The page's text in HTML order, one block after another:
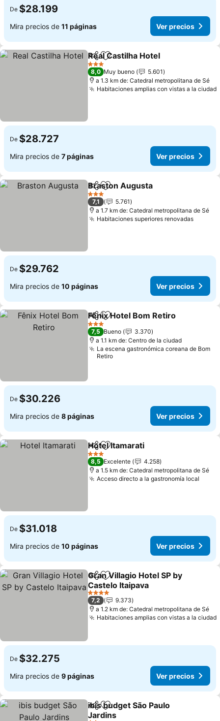
De $28.199
Mira precios de 11 páginas Ver precios
CompartirAgregar a favoritos
Real Castilha Hotel
3 Estrellas
8,0 Muy bueno
5.601
a 1.3 km de: Catedral metropolitana de Sé
Habitaciones amplias con vistas a la ciudad
De $28.727
Mira precios de 7 páginas Ver precios
CompartirAgregar a favoritos
Braston Augusta
3 Estrellas
7,1
5.761
a 1.7 km de: Catedral metropolitana de Sé
Habitaciones superiores renovadasVer
De $29.762
Mira precios de 10 páginas Ver precios
CompartirAgregar a favoritos
Fênix Hotel Bom Retiro
3 Estrellas
7,5 Bueno
3.370
a 1.1 km de: Centro de la ciudad
La escena gastronómica coreana de Bom
Retiro
De $30.226
Mira precios de 8 páginas Ver precios
CompartirAgregar a favoritos
Hotel Itamarati
3 Estrellas
8,5 Excelente
4.258
a 1.5 km de: Catedral metropolitana de Sé
Acceso directo a la gastronomía local
De $31.018
Mira precios de 10 páginas Ver precios
CompartirAgregar a favoritos
Gran Villagio Hotel SP by
Castelo Itaipava
Ver precios
4 Estrellas
7,2
9.373
a 1.2 km de: Catedral metropolitana de Sé
Habitaciones amplias con vistas a la ciudad
De $32.275
Mira precios de 9 páginas Ver precios
CompartirAgregar a favoritos
ibis budget São Paulo
Jardins